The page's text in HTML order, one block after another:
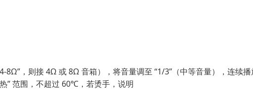
8Ω”，则接 4Ω 或 8Ω 音箱），将音量调至 “1/3”（中等音量），连续播
” 范围，不超过 60℃，若烫手，说明